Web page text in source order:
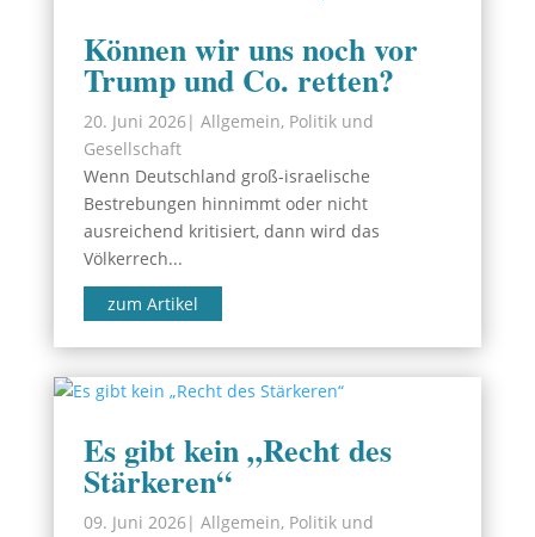
Können wir uns noch vor
Trump und Co. retten?
20. Juni 2026| Allgemein, Politik und
Gesellschaft
Wenn Deutschland groß-israelische
Bestrebungen hinnimmt oder nicht
ausreichend kritisiert, dann wird das
Völkerrech...
zum Artikel
Es gibt kein „Recht des
Stärkeren“
09. Juni 2026| Allgemein, Politik und